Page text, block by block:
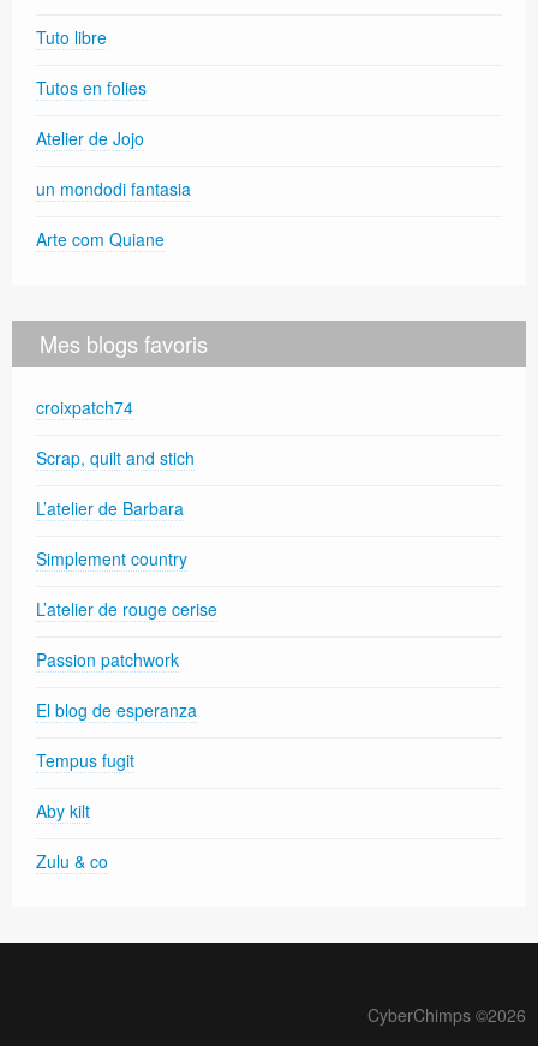
Tuto libre
Tutos en folies
Atelier de Jojo
un mondodi fantasia
Arte com Quiane
Mes blogs favoris
croixpatch74
Scrap, quilt and stich
L’atelier de Barbara
Simplement country
L’atelier de rouge cerise
Passion patchwork
El blog de esperanza
Tempus fugit
Aby kilt
Zulu & co
CyberChimps ©2026